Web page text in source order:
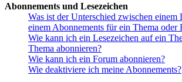
Abonnements und Lesezeichen
Was ist der Unterschied zwischen einem
einem Abonnements für ein Thema oder
Wie kann ich ein Lesezeichen auf ein
Thema abonnieren?
Wie kann ich ein Forum abonnieren?
Wie deaktiviere ich meine Abonnements?